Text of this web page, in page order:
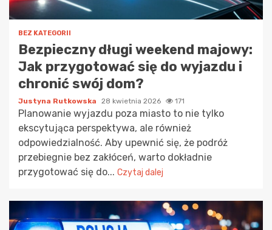
BEZ KATEGORII
Bezpieczny długi weekend majowy:
Jak przygotować się do wyjazdu i
chronić swój dom?
Justyna Rutkowska 28 kwietnia 2026 171
Planowanie wyjazdu poza miasto to nie tylko
ekscytująca perspektywa, ale również
odpowiedzialność. Aby upewnić się, że podróż
przebiegnie bez zakłóceń, warto dokładnie
przygotować się do... Czytaj dalej